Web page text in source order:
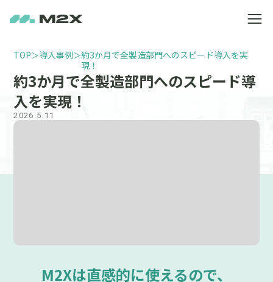
TOP＞導入事例＞約3か月で全製造部門へのスピード導入を実
現！
約3か月で全製造部門へのスピード導
入を実現！
2026.5.11
M2Xは直感的に使えるので、